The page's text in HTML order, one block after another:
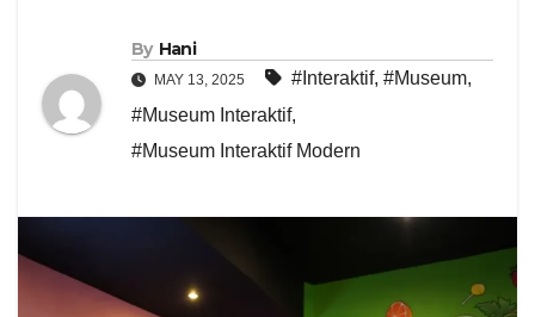
By Hani
MAY 13, 2025 #Interaktif, #Museum,
#Museum Interaktif,
#Museum Interaktif Modern